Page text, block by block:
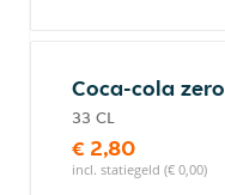
Coca-cola zero
33 CL
€ 2,80
incl. statiegeld (€ 0,00)